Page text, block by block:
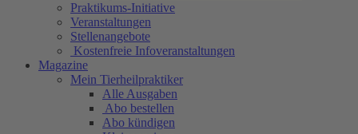
Praktikums-Initiative
Veranstaltungen
Stellenangebote
Kostenfreie Infoveranstaltungen
Magazine
Mein Tierheilpraktiker
Alle Ausgaben
Abo bestellen
Abo kündigen